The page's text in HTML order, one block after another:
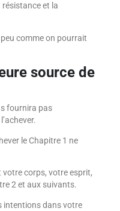
et la
comme on pourrait
source de
fournira pas
le Chapitre 1 ne
votre corps, votre esprit,
2 et aux suivants.
intentions dans votre